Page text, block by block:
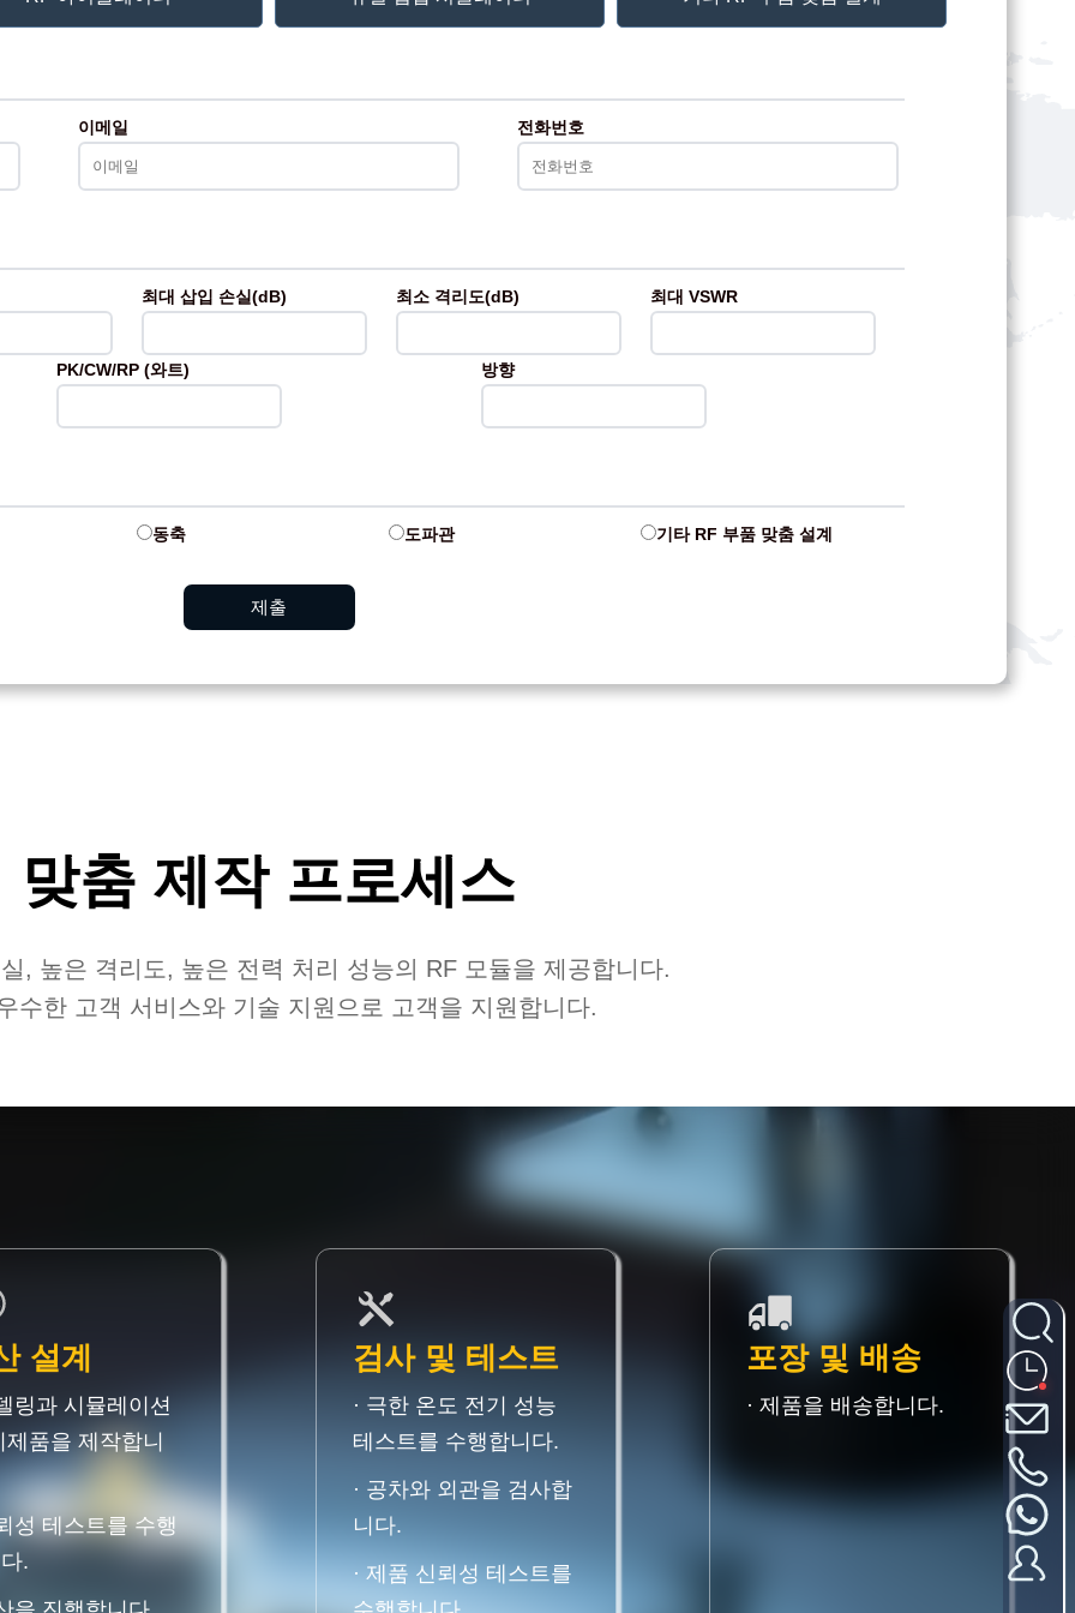
이메일 전화번호
최대 삽입 손실(dB) 최소 격리도(dB) 최대 VSWR
PK/CW/RP (와트) 방향
동축 도파관 기타 RF 부품 맞춤 설계
제출
맞춤 제작 프로세스
, 높은 격리도, 높은 전력 처리 성능의 RF 모듈을 제공합니다.
수한 고객 서비스와 기술 지원으로 고객을 지원합니다.
설계
링과 시뮬레이션
제품을 제작합니
성 테스트를 수행
.
검사 및 테스트
· 극한 온도 전기 성능
테스트를 수행합니다.
· 공차와 외관을 검사합
니다.
· 제품 신뢰성 테스트를
포장 및 배송
· 제품을 배송합니다.